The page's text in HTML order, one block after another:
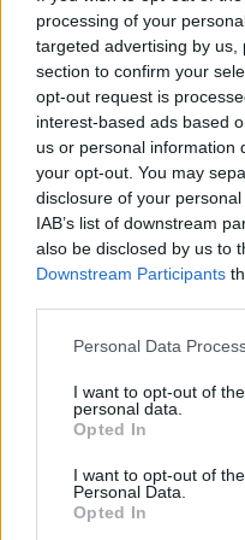
processing of your
targeted advertising by
section to confirm your
opt-out request is
interest-based ads based
us or personal information
your opt-out. You may
disclosure of your
IAB’s list of downstream
also be disclosed by us to
Downstream Participants
Personal Data
I want to opt-out of
personal data.
Opted In
I want to opt-out of
Personal Data.
Opted In
Odpovědět
va vaber
Chceš říci
plundroval a
neplundruje?
Odpovědět
JP Jaroslav
Reaguje na Miloš
Nesmíte to vidět tak
Odpovědět
BM
Břetislav
Uzurpace
pro hrstku vyvolených.
zóny vstupu se množí